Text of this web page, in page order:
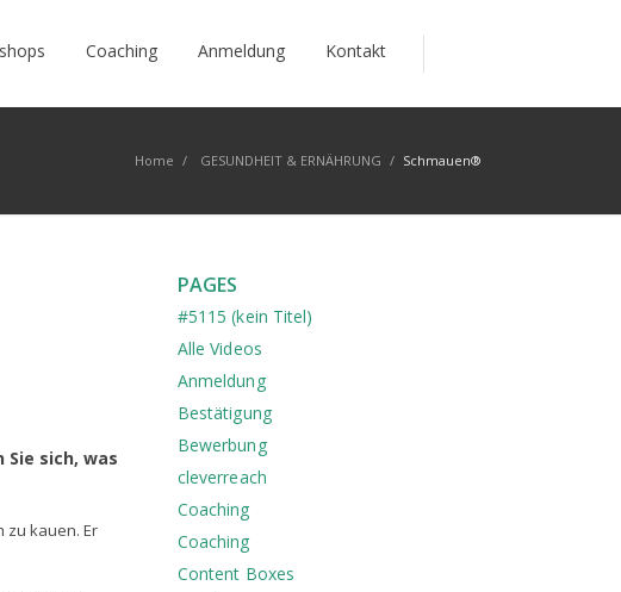
Coaching Anmeldung Kontakt
Home / GESUNDHEIT & ERNÄHRUNG / Schmauen®
sich, was
zu kauen. Er
PAGES
#5115 (kein Titel)
Alle Videos
Anmeldung
Bestätigung
Bewerbung
cleverreach
Coaching
Coaching
Content Boxes